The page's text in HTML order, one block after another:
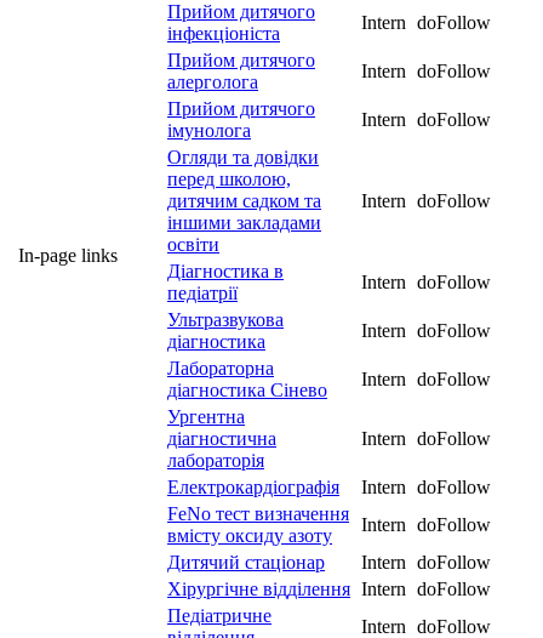
In-page links
Прийом дитячого
інфекціоніста
Intern doFollow
Прийом дитячого
алерголога
Intern doFollow
Прийом дитячого
імунолога
Intern doFollow
Огляди та довідки
перед школою,
дитячим садком та
іншими закладами
освіти
Intern doFollow
Діагностика в
педіатрії
Intern doFollow
Ультразвукова
діагностика
Intern doFollow
Лабораторна
діагностика Сінево
Intern doFollow
Ургентна
діагностична
лабораторія
Intern doFollow
Електрокардіографія Intern doFollow
FeNo тест визначення
вмісту оксиду азоту
Intern doFollow
Дитячий стаціонар
Intern doFollow
Хірургічне відділення Intern doFollow
Педіатричне
Intern doFollow